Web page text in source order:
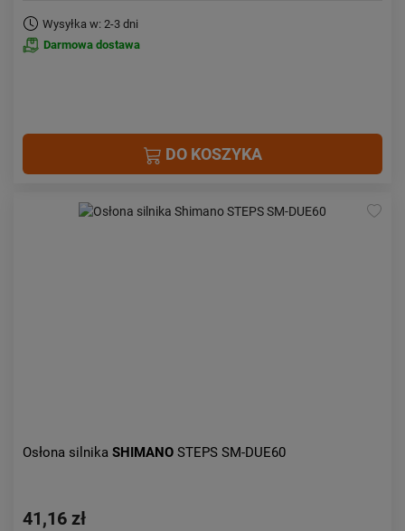
Wysyłka w: 2-3 dni
Darmowa dostawa
DO KOSZYKA
Osłona silnika SHIMANO STEPS SM-DUE60
41,16 zł